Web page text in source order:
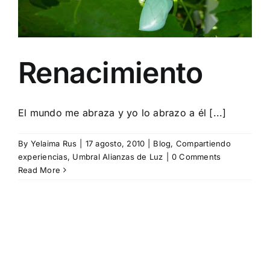
Renacimiento
El mundo me abraza y yo lo abrazo a él [...]
By Yelaima Rus 17 agosto, 2010 Blog, Compartiendo
experiencias, Umbral Alianzas de Luz
0 Comments
Read More